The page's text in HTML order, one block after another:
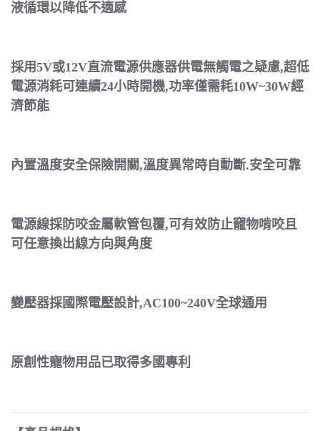
液循環以降低不適感
採用5V或12V直流電源供應器供電無觸電之疑慮,超低
電源消耗可連續24小時開機,功率僅需耗10W~30W經
濟節能
內置溫度安全保險開關,溫度異常時自動斷.安全可靠
電源線採防咬金屬軟管包覆,可有效防止竉物啃咬且
可任意換出線方向與角度
變壓器採國際電壓設計,AC100~240V全球通用
原創性寵物用品已取得多國專利